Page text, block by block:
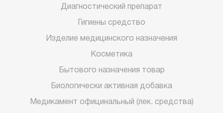
Диагностический препарат
Гигиены средство
Изделие медицинского назначения
Косметика
Бытового назначения товар
Биологически активная добавка
Медикамент официнальный (лек. средства)